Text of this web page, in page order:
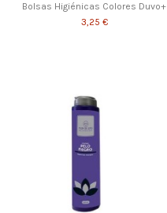
Bolsas Higiénicas Colores Duvo+
3,25 €